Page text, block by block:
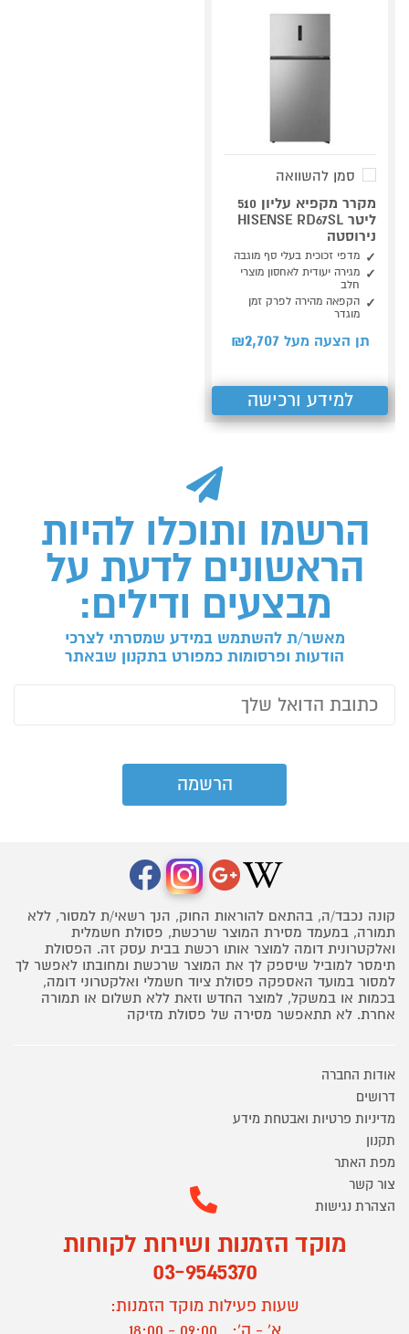
סמן להשוואה
מקרר מקפיא עליון 510
ליטר HISENSE RD67SL
נירוסטה
מדפי זכוכית בעלי סף מוגבה
מגירה יעודית לאחסון מוצרי
חלב
הקפאה מהירה לפרק זמן
מוגדר
תן הצעה מעל ₪ 2,707
למידע ורכישה
הרשמו ותוכלו להיות
הראשונים לדעת על
מבצעים ודילים:
מאשר/ת להשתמש במידע שמסרתי לצרכי
הודעות ופרסומות כמפורט בתקנון שבאתר
קונה נכבד/ה, בהתאם להוראות החוק, הנך רשאי/ת למסור, ללא
תמורה, במעמד מסירת המוצר שרכשת, פסולת חשמלית
ואלקטרונית דומה למוצר אותו רכשת בבית עסק זה. הפסולת
תימסר למוביל שיספק לך את המוצר שרכשת ומחובתו לאפשר לך
למסור במועד האספקה פסולת ציוד חשמלי ואלקטרוני דומה,
בכמות או במשקל, למוצר החדש וזאת ללא תשלום או תמורה
אחרת. לא תתאפשר מסירה של פסולת מזיקה
אודות החברה
דרושים
מדיניות פרטיות ואבטחת מידע
תקנון
מפת האתר
צור קשר
הצהרת נגישות
מוקד הזמנות ושירות לקוחות
03-9545370
שעות פעילות מוקד הזמנות: